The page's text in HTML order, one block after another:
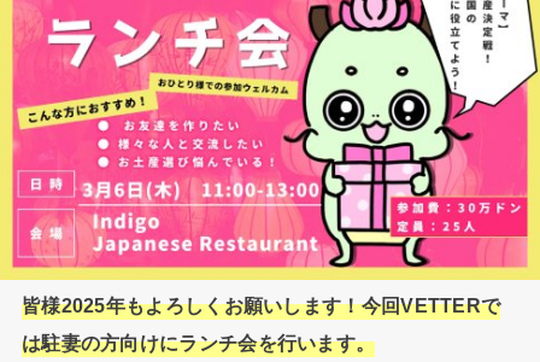
皆様2025年もよろしくお願いします！今回VETTERで
は駐妻の方向けにランチ会を行います。